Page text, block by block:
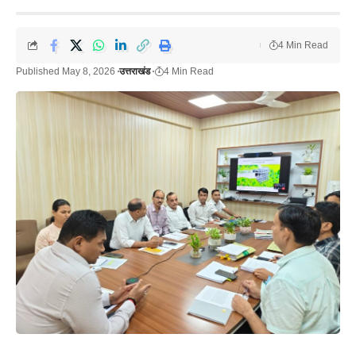
Published May 8, 2026 उत्तराखंड 4 Min Read
4 Min Read